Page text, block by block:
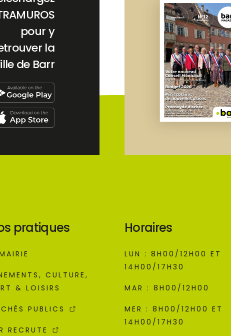
pour y
la
de Barr
pratiques
CULTURE,
& LOISIRS
PUBLICS
RECRUTE
Horaires
LUN : 8H00/12H00 ET
14H00/17H30
MAR : 8H00/12H00
MER : 8H00/12H00 ET
14H00/17H30